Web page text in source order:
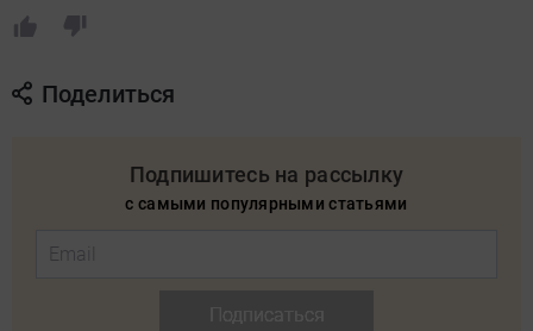
Поделиться
Подпишитесь на рассылку
с самыми популярными статьями